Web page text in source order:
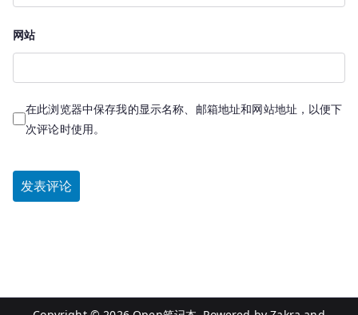
网站
在此浏览器中保存我的显示名称、邮箱地址和网站地址，以便下
次评论时使用。